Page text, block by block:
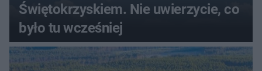
Świętokrzyskiem. Nie uwierzycie, co
było tu wcześniej